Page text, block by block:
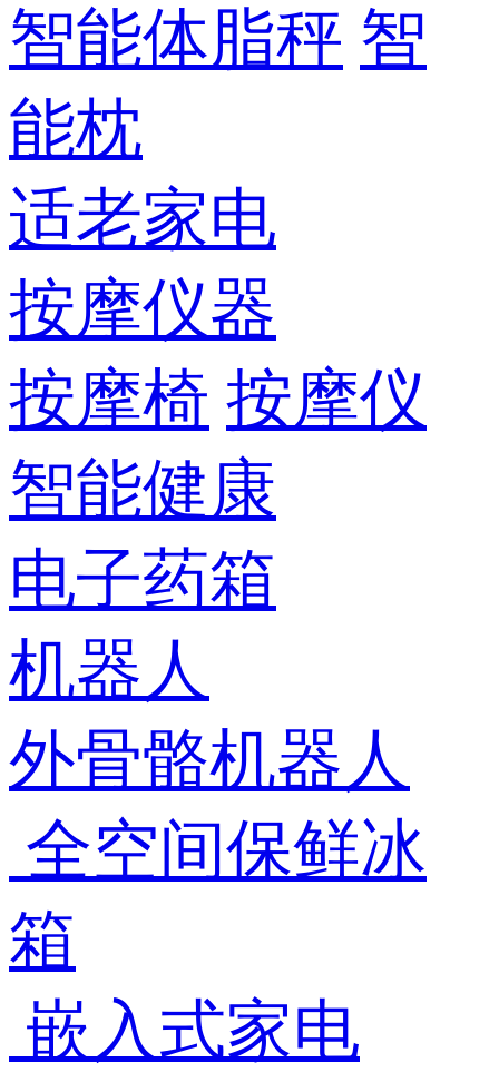
智能体脂秤 智
能枕
适老家电
按摩仪器
按摩椅 按摩仪
智能健康
电子药箱
机器人
外骨骼机器人
全空间保鲜冰
箱
嵌入式家电